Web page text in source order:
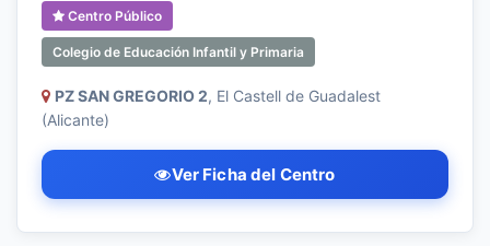
Centro Público
Colegio de Educación Infantil y Primaria
PZ SAN GREGORIO 2, El Castell de Guadalest
(Alicante)
Ver Ficha del Centro